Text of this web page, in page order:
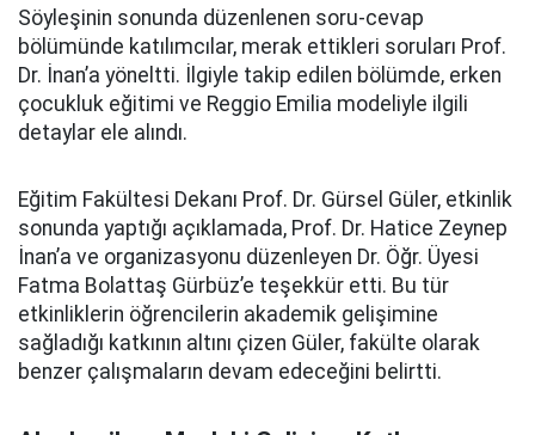
Söyleşinin sonunda düzenlenen soru-cevap
bölümünde katılımcılar, merak ettikleri soruları Prof.
Dr. İnan’a yöneltti. İlgiyle takip edilen bölümde, erken
çocukluk eğitimi ve Reggio Emilia modeliyle ilgili
detaylar ele alındı.
Eğitim Fakültesi Dekanı Prof. Dr. Gürsel Güler, etkinlik
sonunda yaptığı açıklamada, Prof. Dr. Hatice Zeynep
İnan’a ve organizasyonu düzenleyen Dr. Öğr. Üyesi
Fatma Bolattaş Gürbüz’e teşekkür etti. Bu tür
etkinliklerin öğrencilerin akademik gelişimine
sağladığı katkının altını çizen Güler, fakülte olarak
benzer çalışmaların devam edeceğini belirtti.